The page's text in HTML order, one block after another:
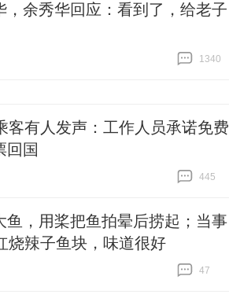
余秀华回应：看到了，给老子
1340
客有人发声：工作人员承诺免费
回国
445
鱼，用桨把鱼拍晕后捞起；当事
烧辣子鱼块，味道很好
47